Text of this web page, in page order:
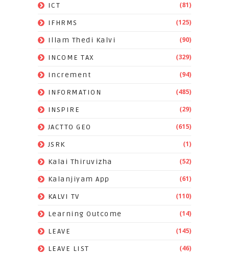
ICT (81)
IFHRMS (125)
Illam Thedi Kalvi (90)
INCOME TAX (329)
Increment (94)
INFORMATION (485)
INSPIRE (29)
JACTTO GEO (615)
JSRK (1)
Kalai Thiruvizha (52)
Kalanjiyam App (61)
KALVI TV (110)
Learning Outcome (14)
LEAVE (145)
LEAVE LIST (46)